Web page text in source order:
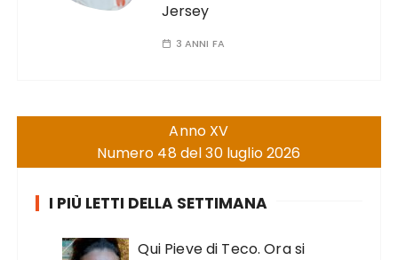
Jersey
3 ANNI FA
Anno XV
Numero 48 del 30 luglio 2026
I PIÙ LETTI DELLA SETTIMANA
Qui Pieve di Teco. Ora si